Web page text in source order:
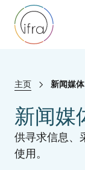
主页 新闻媒体
新闻媒
供寻求信息、
使用。